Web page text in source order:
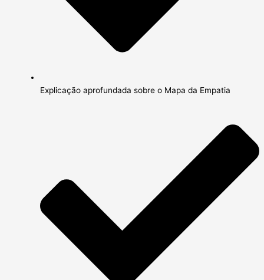
Explicação aprofundada sobre o Mapa da Empatia